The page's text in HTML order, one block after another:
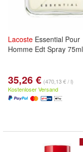
Lacoste Essential Pour
Homme Edt Spray 75ml
35,26 € (470,13 € / l)
Kostenloser Versand